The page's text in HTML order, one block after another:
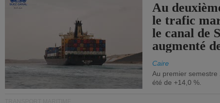
Au
le trafic
le canal de
augmenté
Caire
Au premier
été de +14,0 %.